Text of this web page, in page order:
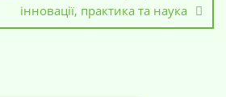
інновації, практика та наука